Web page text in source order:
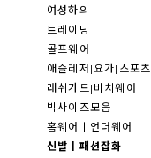
여성하의
트레이닝
골프웨어
애슬레저|요가|스포츠
래쉬가드|비치웨어
빅사이즈모음
홈웨어ㅣ언더웨어
신발ㅣ패션잡화